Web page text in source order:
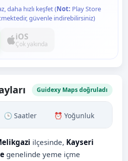
daha hızlı keşfet (Not: Play Store
güvenle indirebilirsiniz)
iOS
Çok yakında
Guidexy Maps doğruladı
🕒 Saatler ⏰ Yoğunluk
ilçesinde, Kayseri
genelinde yeme içme